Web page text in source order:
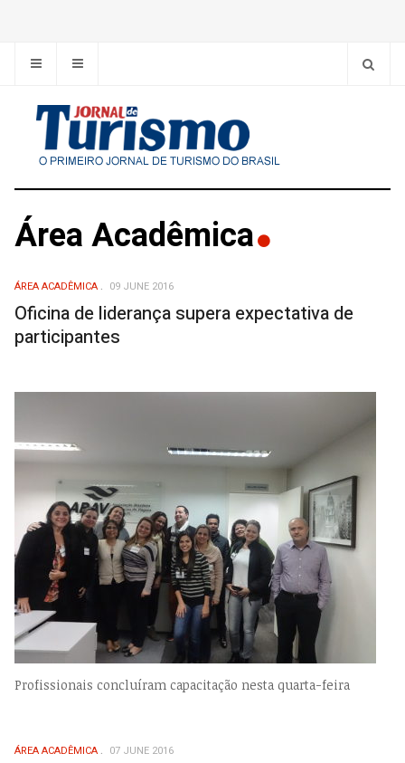
Área Acadêmica
ÁREA ACADÊMICA 09 JUNE 2016
Oficina de liderança supera expectativa de
participantes
Profissionais concluíram capacitação nesta quarta-feira
ÁREA ACADÊMICA 07 JUNE 2016